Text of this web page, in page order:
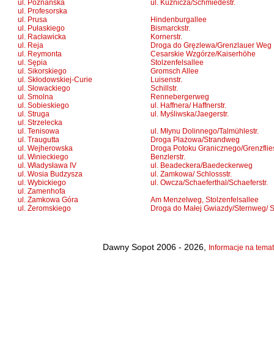
ul. Poznańska
ul. Kuźnicza/Schmiedestr.
ul. Profesorska
ul. Prusa
Hindenburgallee
ul. Pułaskiego
Bismarckstr.
ul. Racławicka
Kornerstr.
ul. Reja
Droga do Gręzlewa/Grenzlauer Weg
ul. Reymonta
Cesarskie Wzgórze/Kaiserhöhe
ul. Sępia
Stolzenfelsallee
ul. Sikorskiego
Gromsch Allee
ul. Skłodowskiej-Curie
Luisenstr.
ul. Słowackiego
Schillstr.
ul. Smolna
Rennebergerweg
ul. Sobieskiego
ul. Haffnera/ Haffnerstr.
ul. Struga
ul. Myśliwska/Jaegerstr.
ul. Strzelecka
ul. Tenisowa
ul. Młynu Dolinnego/Talmühlestr.
ul. Traugutta
Droga Plażowa/Strandweg
ul. Wejherowska
Droga Potoku Granicznego/
ul. Winieckiego
Benzlerstr.
ul. Władysława IV
ul. Beadeckera/Baedeckerweg
ul. Wosia Budzysza
ul. Zamkowa/ Schlossstr.
ul. Wybickiego
ul. Owcza/Schaeferthal/Schaeferstr.
ul. Zamenhofa
ul. Zamkowa Góra
Am Menzelweg, Stolzenfelsallee
ul. Żeromskiego
Droga do Małej Gwiazdy/Sternweg/
Dawny Sopot 2006 - 2026, Informacje na